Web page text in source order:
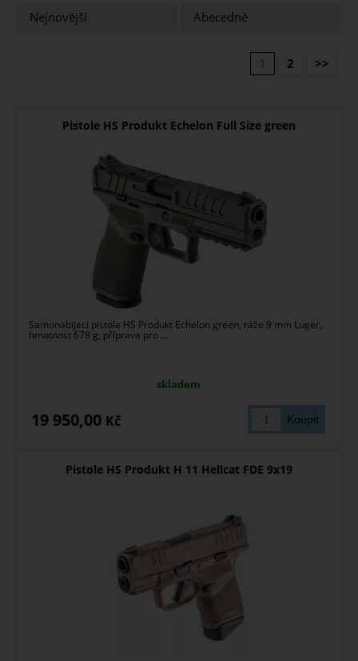
Nejnovější
Abecedně
1 2 >>
Pistole HS Produkt Echelon Full Size green
Samonabíjecí pistole HS Produkt Echelon green, ráže 9 mm Luger,
hmotnost 678 g, příprava pro ...
skladem
19 950,00 Kč
Pistole HS Produkt H 11 Hellcat FDE 9x19